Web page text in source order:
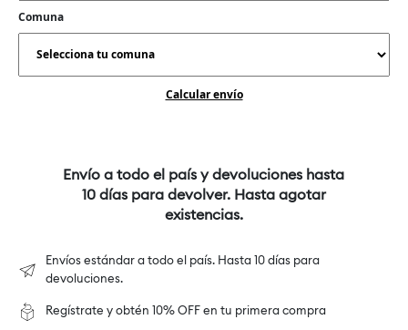
Comuna
Calcular envío
Envío a todo el país y devoluciones hasta
10 días para devolver. Hasta agotar
existencias.
Envíos estándar a todo el país. Hasta 10 días para
devoluciones.
Regístrate y obtén 10% OFF en tu primera compra